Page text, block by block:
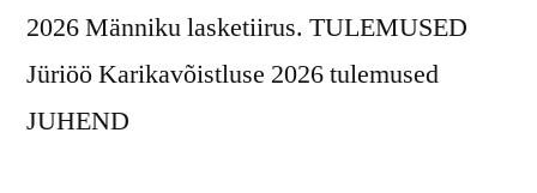
2026 Männiku lasketiirus. TULEMUSED
Jüriöö Karikavõistluse 2026 tulemused
JUHEND